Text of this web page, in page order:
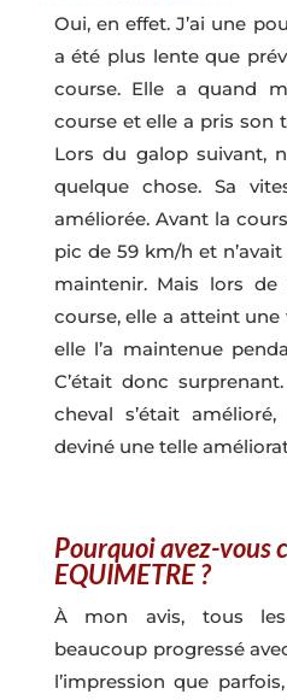
Oui, en effet. J’ai une
a été plus lente que
course. Elle a quand
course et elle a pris son
Lors du galop suivant,
quelque chose. Sa
améliorée. Avant la
pic de 59 km/h et
maintenir. Mais lors
course, elle a atteint
elle l’a maintenue
C’était donc
cheval s’était
deviné une telle
Pourquoi avez-vous
EQUIMETRE ?
À mon avis, tous
beaucoup progressé
l’impression que